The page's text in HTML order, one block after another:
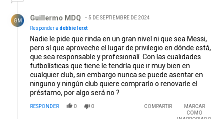
GM Guillermo MDQ
5 DE SEPTIEMBRE DE 2024
Responder a debbie lerxt
Nadie le pide que rinda en un gran nivel ni que sea Messi,
pero sí que aproveche el lugar de privilegio en dónde está,
que sea responsable y profesionalí. Con las cualidades
futbolísticas que tiene le tendría que ir muy bien en
cualquier club, sin embargo nunca se puede asentar en
ninguno y ningún club quiere comprarlo o renovarle el
préstamo, por algo será no ?
RESPONDER 0 0 COMPARTIR
MARCAR
COMO